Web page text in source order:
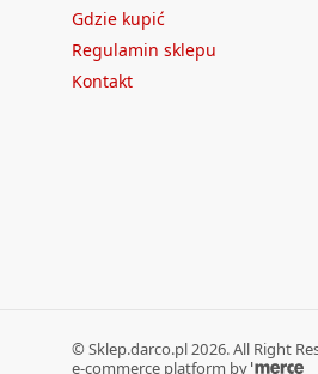
Gdzie kupić
Regulamin sklepu
Kontakt
© Sklep.darco.pl 2026. All Right
e-commerce platform by